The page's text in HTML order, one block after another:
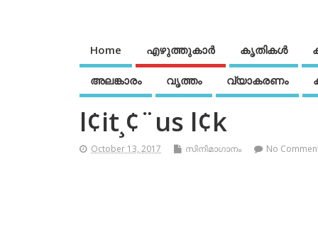
Home എഴുത്തുകാര്‍ കൃതികൾ
അലങ്കാരം വൃത്തം വ്യാകരണം
l¢it¸¢¨us l¢k
October 13, 2017 സിനിമാഗാനം No